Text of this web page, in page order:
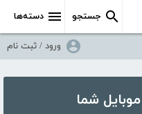
دسته‌ها جستجو
ورود / ثبت نام